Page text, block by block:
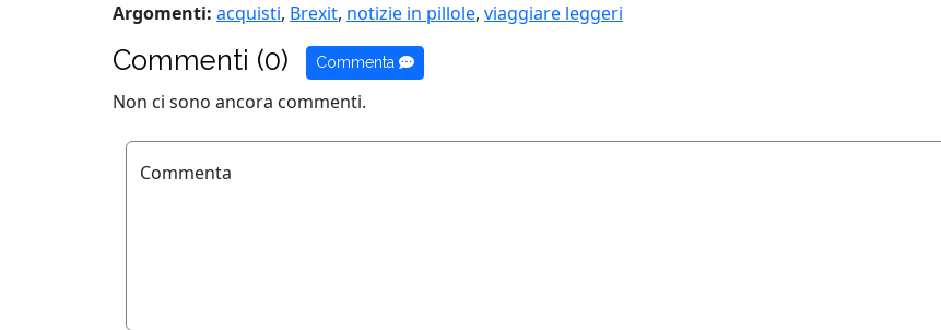
Argomenti: acquisti, Brexit, notizie in pillole, viaggiare leggeri
Commenti (0) Commenta
Non ci sono ancora commenti.
Commenta